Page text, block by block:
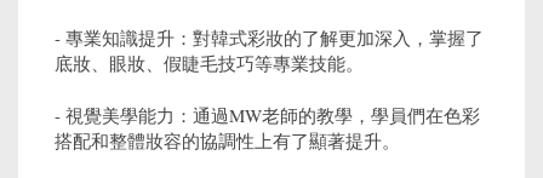
- 專業知識提升：對韓式彩妝的了解更加深入，掌握了
底妝、眼妝、假睫毛技巧等專業技能。
- 視覺美學能力：通過MW老師的教學，學員們在色彩
搭配和整體妝容的協調性上有了顯著提升。